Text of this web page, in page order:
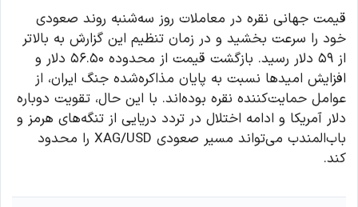
قیمت جهانی نقره در معاملات روز سه‌شنبه روند صعودی
خود را سرعت بخشید و در زمان تنظیم این گزارش به بالاتر
از ۵۹ دلار رسید. بازگشت قیمت از محدوده ۵۶.۵۰ دلار و
افزایش امیدها نسبت به پایان مذاکره‌شده جنگ ایران، از
عوامل حمایت‌کننده نقره بوده‌اند. با این حال، تقویت دوباره
دلار آمریکا و ادامه اختلال در تردد دریایی از تنگه‌های هرمز و
باب‌المندب می‌تواند مسیر صعودی XAG/USD را محدود
کند.